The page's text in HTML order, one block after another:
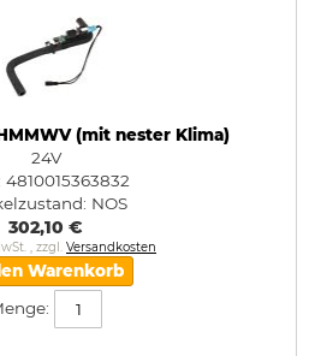
(mit nester Klima)
24V
4810015363832
NOS
302,10 €
zzgl. Versandkosten
Warenkorb